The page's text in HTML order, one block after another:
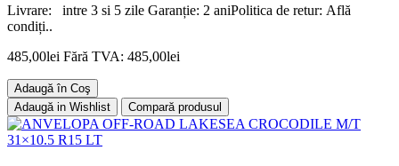
Livrare: intre 3 si 5 zile Garanție: 2 aniPolitica de retur: Află
condiți..
485,00lei Fără TVA: 485,00lei
Adaugă în Coş
Adaugă in Wishlist
Compară produsul